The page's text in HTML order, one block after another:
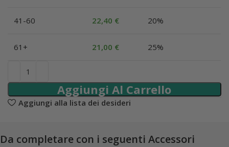
41-60 22,40 € 20%
61+ 21,00 € 25%
Aggiungi Al Carrello
Aggiungi alla lista dei desideri
Da completare con i seguenti Accessori